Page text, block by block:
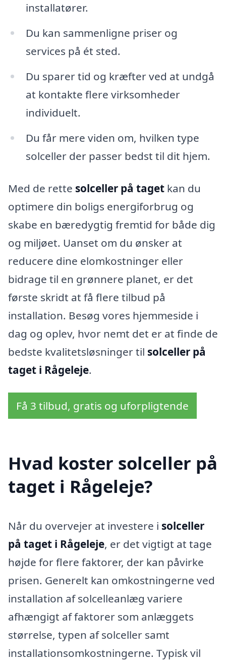
installatører.
Du kan sammenligne priser og
services på ét sted.
Du sparer tid og kræfter ved at undgå
at kontakte flere virksomheder
individuelt.
Du får mere viden om, hvilken type
solceller der passer bedst til dit hjem.
Med de rette solceller på taget kan du
optimere din boligs energiforbrug og
skabe en bæredygtig fremtid for både dig
og miljøet. Uanset om du ønsker at
reducere dine elomkostninger eller
bidrage til en grønnere planet, er det
første skridt at få flere tilbud på
installation. Besøg vores hjemmeside i
dag og oplev, hvor nemt det er at finde de
bedste kvalitetsløsninger til solceller på
taget i Rågeleje.
Få 3 tilbud, gratis og uforpligtende
Hvad koster solceller på
taget i Rågeleje?
Når du overvejer at investere i solceller
på taget i Rågeleje, er det vigtigt at tage
højde for flere faktorer, der kan påvirke
prisen. Generelt kan omkostningerne ved
installation af solcelleanlæg variere
afhængigt af faktorer som anlæggets
størrelse, typen af solceller samt
installationsomkostningerne. Typisk vil